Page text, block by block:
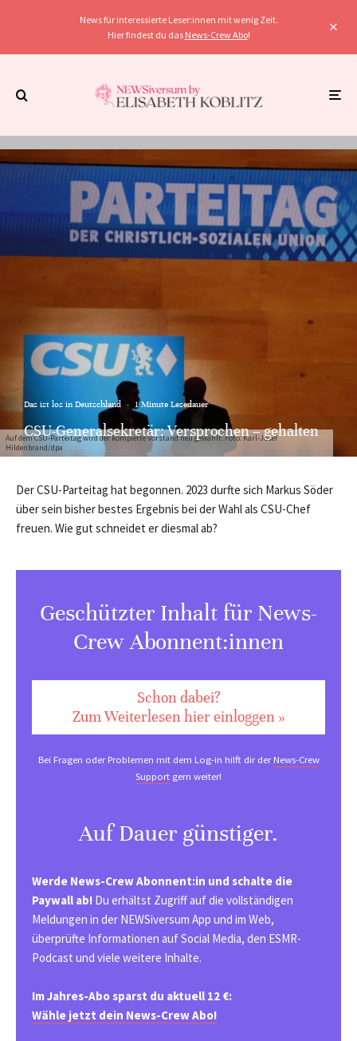
News für interessierte Leser:innen mit wenig Zeit.
Hier findest du das News-Crew Abo!
Auf dem CSU-Parteitag wird der komplette Vorstand neu gewählt. Foto: Karl-Josef
Hildenbrand/dpa
Das ist los in Deutschland · 1 Minute Lesedauer
CSU-Generalsekretär: Versprochen – gehalten
Der CSU-Parteitag hat begonnen. 2023 durfte sich Markus Söder
über sein bisher bestes Ergebnis bei der Wahl als CSU-Chef
freuen. Wie gut schneidet er diesmal ab?
Geschützter Inhalt für News-
Crew Abonnent:innen
Schon dabei?
Zum Weiterlesen hier einloggen »
Bei Fragen oder Problemen mit dem Log-in hilft dir derNews-Crew
Support gern weiter!
Auf Dauer günstiger.
Werde News-Crew Abonnent:in und schalte die
Paywall ab! Du erhältst Zugriff auf die vollständigen
Meldungen in der NEWSiversum App und im Web,
überprüfte Informationen auf Social Media, den ESMR-
Podcast und viele weitere Inhalte.
Im Jahres-Abo sparst du aktuell 12 €:
Wähle jetzt dein News-Crew Abo!